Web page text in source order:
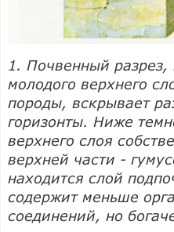
1. Почвенный
молодого верхнего
породы, вскрывает
горизонты. Ниже
верхнего слоя
верхней части -
находится слой
содержит меньше
соединений, но